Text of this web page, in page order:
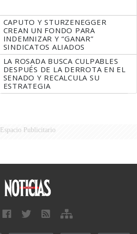
CAPUTO Y STURZENEGGER
CREAN UN FONDO PARA
INDEMNIZAR Y “GANAR”
SINDICATOS ALIADOS
LA ROSADA BUSCA CULPABLES
DESPUÉS DE LA DERROTA EN EL
SENADO Y RECALCULA SU
ESTRATEGIA
Espacio Publicitario